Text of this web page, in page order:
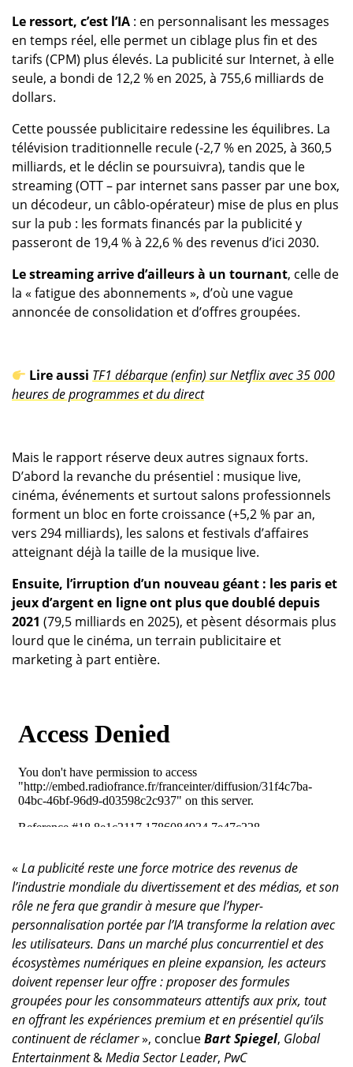
Le ressort, c’est l’IA: en personnalisant les messages
en temps réel, elle permet un ciblage plus fin et des
tarifs (CPM) plus élevés. La publicité sur Internet, à elle
seule, a bondi de 12,2 % en 2025, à 755,6 milliards de
dollars.
Cette poussée publicitaire redessine les équilibres. La
télévision traditionnelle recule (-2,7 % en 2025, à 360,5
milliards, et le déclin se poursuivra), tandis que le
streaming (OTT – par internet sans passer par une box,
un décodeur, un câblo-opérateur) mise de plus en plus
sur la pub : les formats financés par la publicité y
passeront de 19,4 % à 22,6 % des revenus d’ici 2030.
Le streaming arrive d’ailleurs à un tournant, celle de
la « fatigue des abonnements », d’où une vague
annoncée de consolidation et d’offres groupées.
Lire aussi TF1 débarque (enfin) sur Netflix avec 35 000
heures de programmes et du direct
Mais le rapport réserve deux autres signaux forts.
D’abord la revanche du présentiel : musique live,
cinéma, événements et surtout salons professionnels
forment un bloc en forte croissance (+5,2 % par an,
vers 294 milliards), les salons et festivals d’affaires
atteignant déjà la taille de la musique live.
Ensuite, l’irruption d’un nouveau géant : les paris et
jeux d’argent en ligne ont plus que doublé depuis
2021 (79,5 milliards en 2025), et pèsent désormais plus
lourd que le cinéma, un terrain publicitaire et
marketing à part entière.
« La publicité reste une force motrice des revenus de
l’industrie mondiale du divertissement et des médias, et son
rôle ne fera que grandir à mesure que l’hyper-
personnalisation portée par l’IA transforme la relation avec
les utilisateurs. Dans un marché plus concurrentiel et des
écosystèmes numériques en pleine expansion, les acteurs
doivent repenser leur offre : proposer des formules
groupées pour les consommateurs attentifs aux prix, tout
en offrant les expériences premium et en présentiel qu’ils
continuent de réclamer», conclueBart Spiegel, Global
Entertainment&Media Sector Leader, PwC